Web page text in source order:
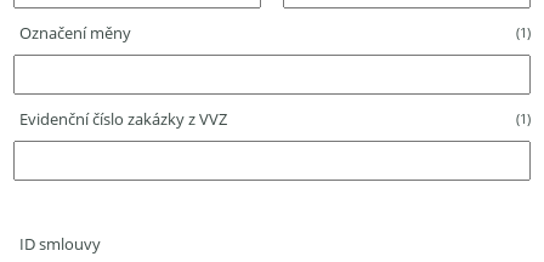
Označení měny (1)
Evidenční číslo zakázky z VVZ (1)
ID smlouvy